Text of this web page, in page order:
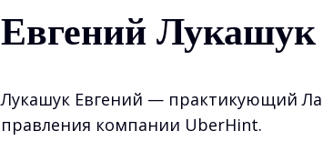
Евгений Лукашук
Лукашук Евгений — практикующий
правления компании UberHint.